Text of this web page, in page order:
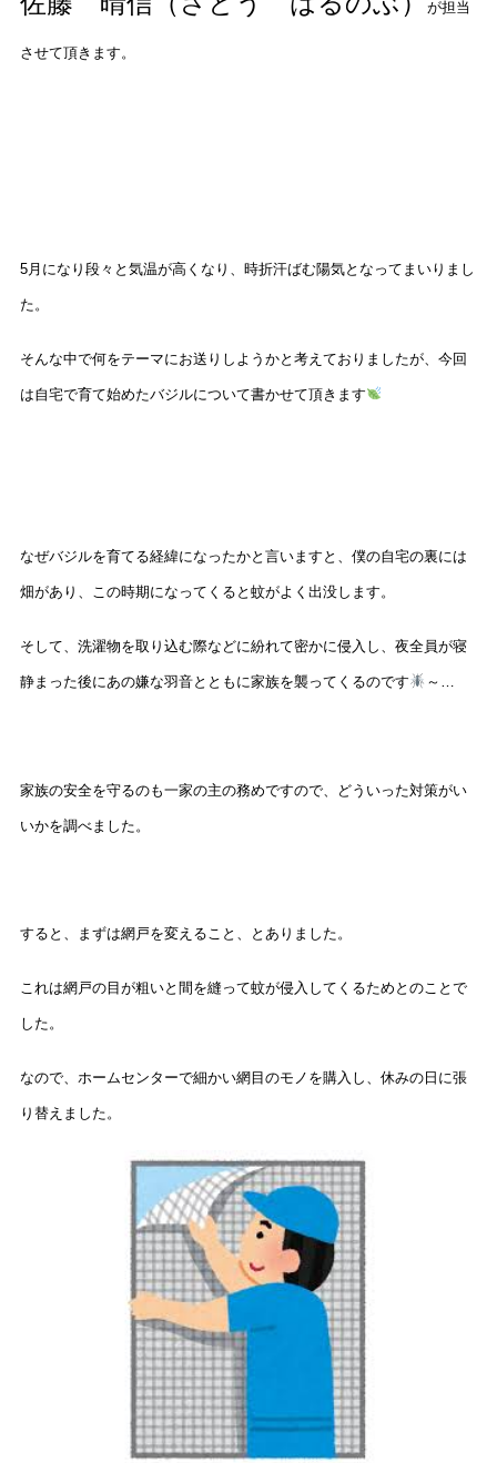
が担当
させて頂きます。
5月になり段々と気温が高くなり、時折汗ばむ陽気となってまいりまし
た。
そんな中で何をテーマにお送りしようかと考えておりましたが、今回
は自宅で育て始めたバジルについて書かせて頂きます
なぜバジルを育てる経緯になったかと言いますと、僕の自宅の裏には
畑があり、この時期になってくると蚊がよく出没します。
そして、洗濯物を取り込む際などに紛れて密かに侵入し、夜全員が寝
静まった後にあの嫌な羽音とともに家族を襲ってくるのです ～…
家族の安全を守るのも一家の主の務めですので、どういった対策がい
いかを調べました。
すると、まずは網戸を変えること、とありました。
これは網戸の目が粗いと間を縫って蚊が侵入してくるためとのことで
した。
なので、ホームセンターで細かい網目のモノを購入し、休みの日に張
り替えました。